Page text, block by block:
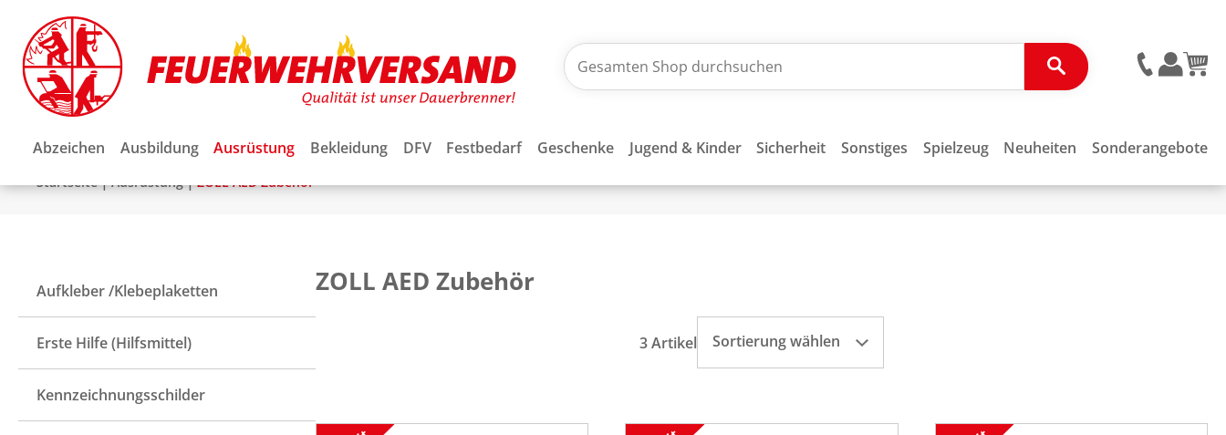
Abzeichen Ausbildung Ausrüstung Bekleidung DFV Festbedarf Geschenke Jugend & Kinder Sicherheit Sonstiges Spielzeug Neuheiten Sonderangebote
Startseite|Ausrüstung|ZOLL AED Zubehör
Aufkleber /Klebeplaketten
Erste Hilfe (Hilfsmittel)
Kennzeichnungsschilder
ZOLL AED Zubehör
3 Artikel Sortierung wählen